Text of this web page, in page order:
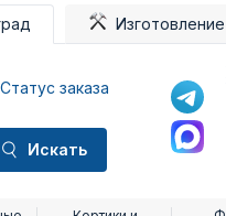
Статус заказа
Искать